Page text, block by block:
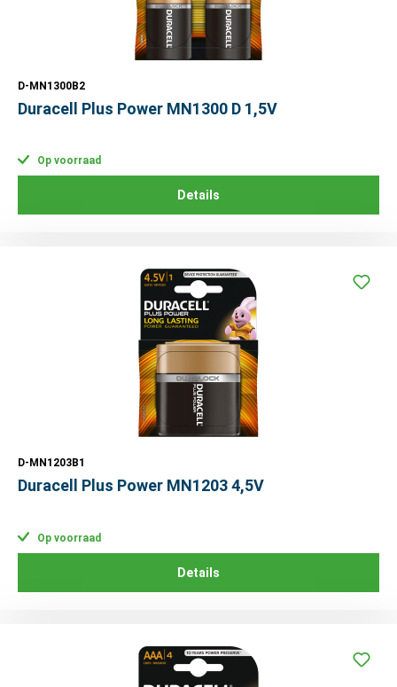
D-MN1300B2
Duracell Plus Power MN1300 D 1,5V
Op voorraad
Details
D-MN1203B1
Duracell Plus Power MN1203 4,5V
Op voorraad
Details